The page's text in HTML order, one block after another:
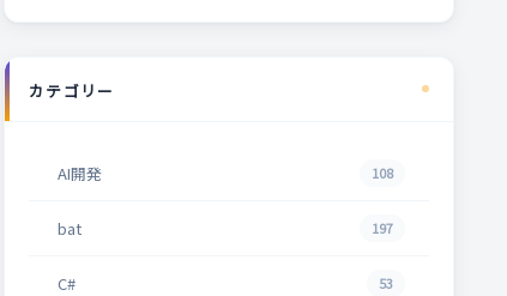
カテゴリー
AI開発 108
bat 197
C# 53